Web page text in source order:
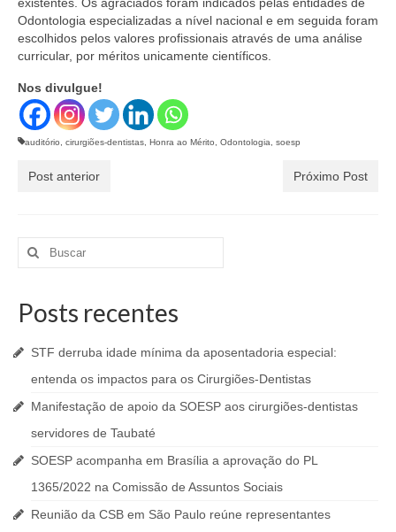
Odontologia especializadas a nível nacional e em seguida foram
escolhidos pelos valores profissionais através de uma análise
curricular, por méritos unicamente científicos.
Nos divulgue!
auditório cirurgiões-dentistas Honra ao Mérito Odontologia soesp
Post anterior Próximo Post
Buscar
por:
Posts recentes
STF derruba idade mínima da aposentadoria especial:
entenda os impactos para os Cirurgiões-Dentistas
Manifestação de apoio da SOESP aos cirurgiões-dentistas
servidores de Taubaté
SOESP acompanha em Brasília a aprovação do PL
1365/2022 na Comissão de Assuntos Sociais
Reunião da CSB em São Paulo reúne representantes